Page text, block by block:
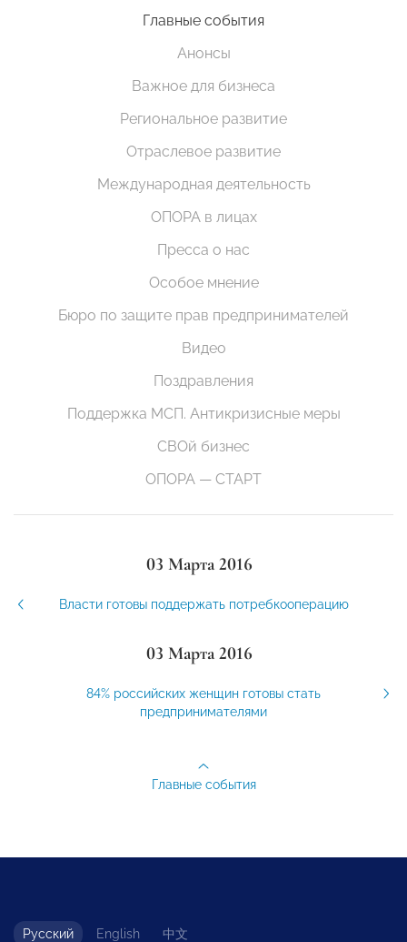
Главные события
Анонсы
Важное для бизнеса
Региональное развитие
Отраслевое развитие
Международная деятельность
ОПОРА в лицах
Пресса о нас
Особое мнение
Бюро по защите прав предпринимателей
Видео
Поздравления
Поддержка МСП. Антикризисные меры
СВОй бизнес
ОПОРА — СТАРТ
03 Марта 2016
Власти готовы поддержать потребкооперацию
03 Марта 2016
84% российских женщин готовы стать
предпринимателями
Главные события
Русский English 中文